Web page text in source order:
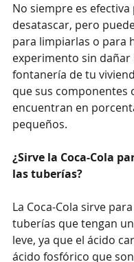
No siempre es efectiva
desatascar, pero
para limpiarlas o para
experimento sin dañar
fontanería de tu
que sus componentes
encuentran en
pequeños.
¿Sirve la Coca-Cola
las tuberías?
La Coca-Cola sirve
tuberías que tengan
leve, ya que el ácido
ácido fosfórico que